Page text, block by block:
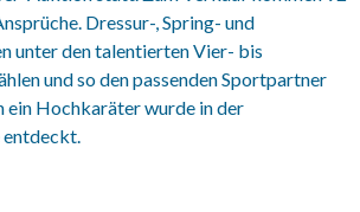
Dressur-, Spring- und
unter den talentierten Vier- bis
und so den passenden Sportpartner
ein Hochkaräter wurde in der
8./9. November